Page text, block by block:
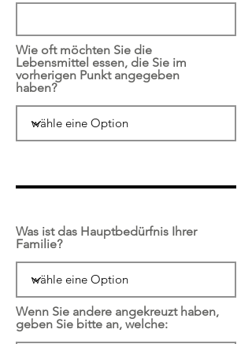
Wie oft möchten Sie die
Lebensmittel essen, die Sie im
vorherigen Punkt angegeben
haben?
Was ist das Hauptbedürfnis Ihrer
Familie?
Wenn Sie andere angekreuzt haben,
geben Sie bitte an, welche: